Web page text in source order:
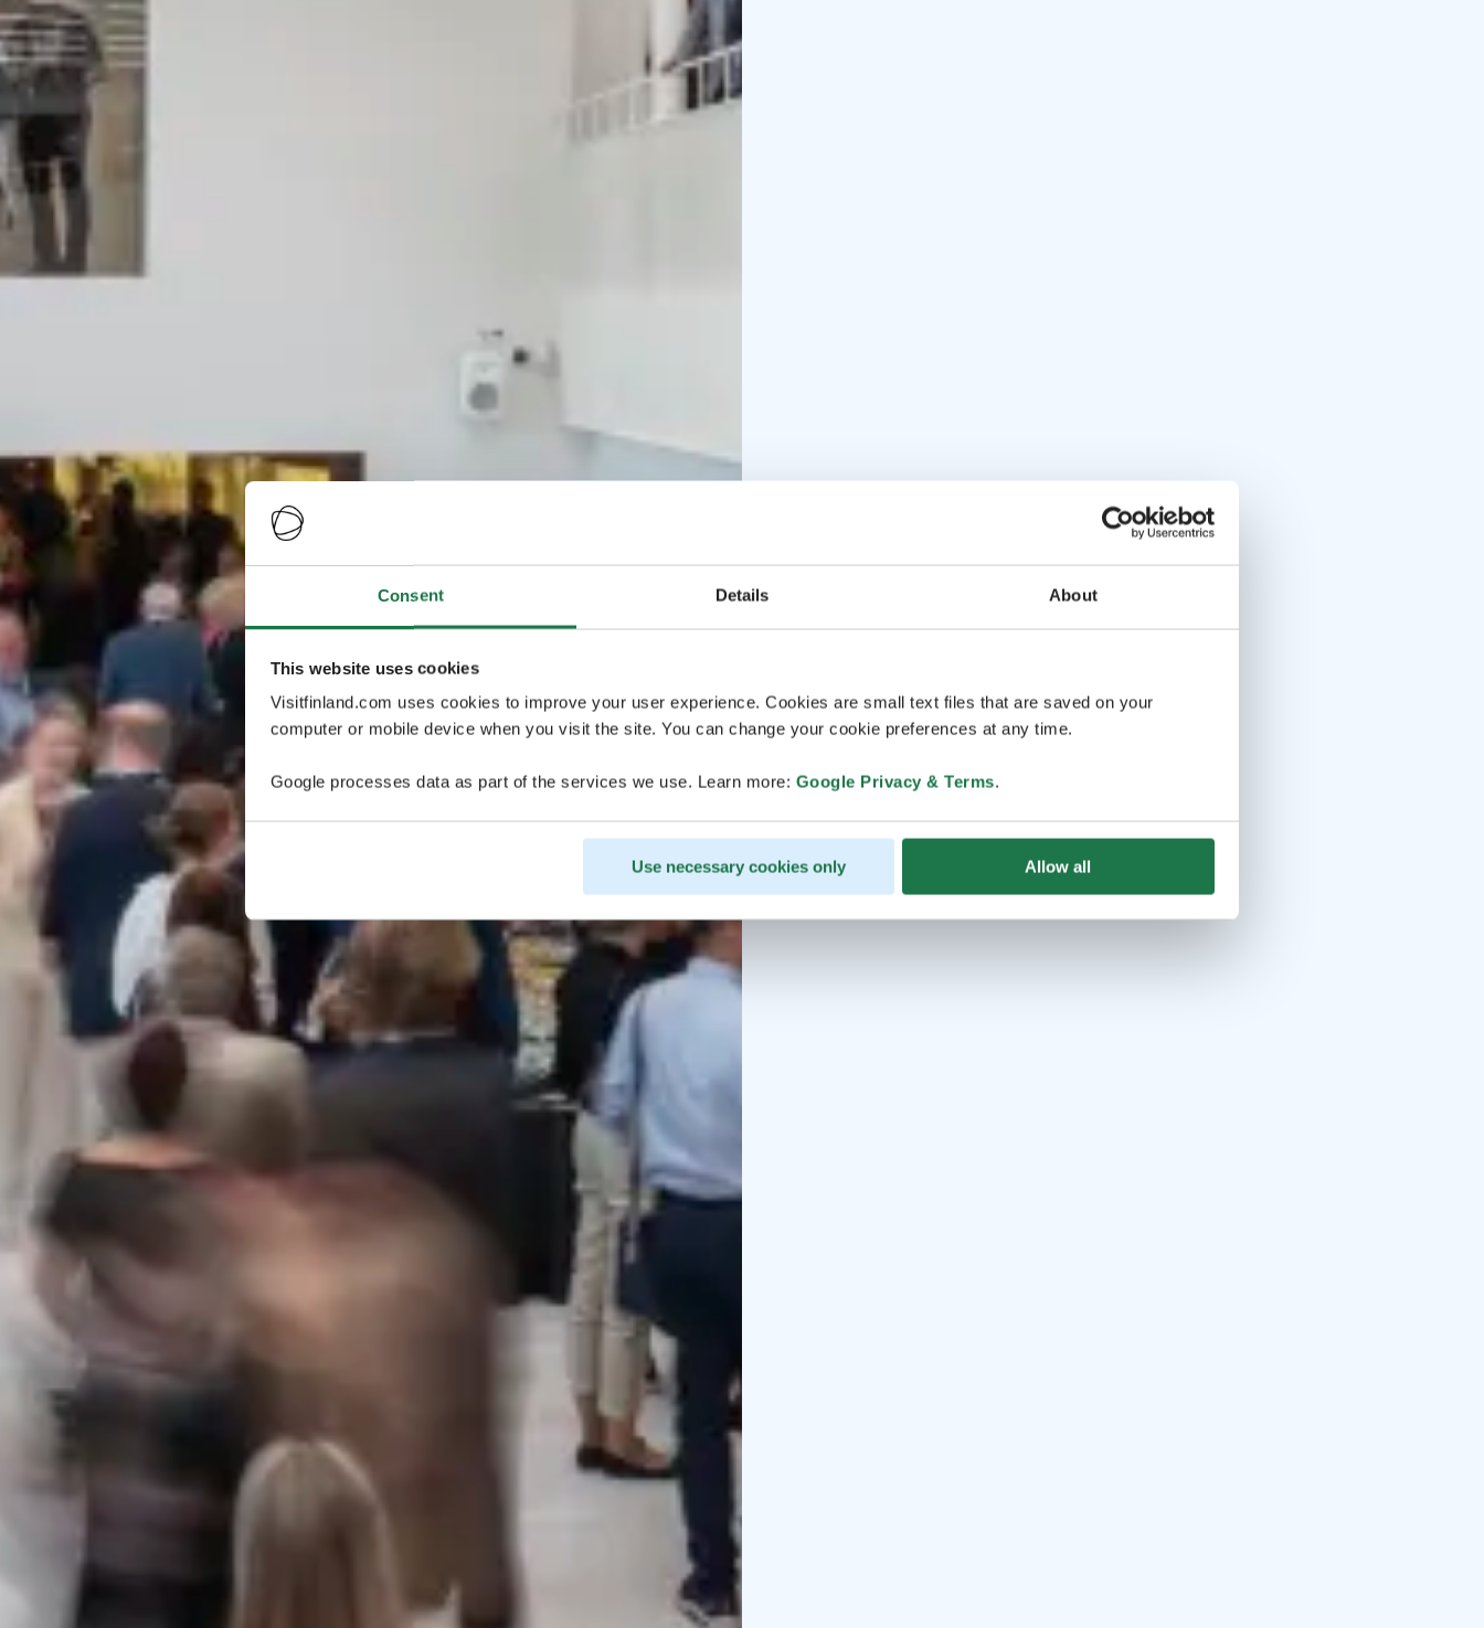
Consent Details About
This website uses cookies
Visitfinland.com uses cookies to improve your user experience. Cookies are small text files that are saved on your
computer or mobile device when you visit the site. You can change your cookie preferences at any time.
Google processes data as part of the services we use. Learn more: Google Privacy & Terms.
Use necessary cookies only Allow all